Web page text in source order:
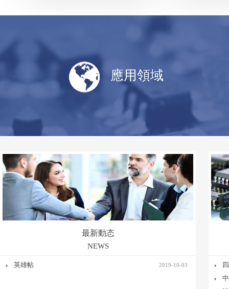
應用領域
最新動态
NEWS
英雄帖 2019-10-03